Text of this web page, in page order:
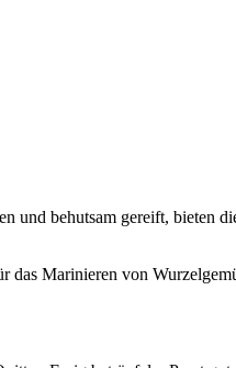
und behutsam gereift, bieten
das Marinieren von